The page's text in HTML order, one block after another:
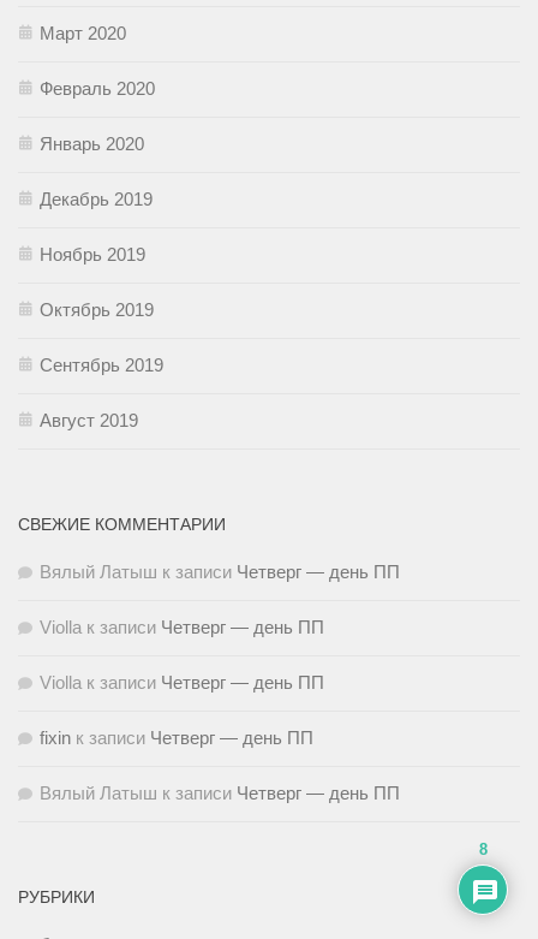
Март 2020
Февраль 2020
Январь 2020
Декабрь 2019
Ноябрь 2019
Октябрь 2019
Сентябрь 2019
Август 2019
СВЕЖИЕ КОММЕНТАРИИ
Вялый Латыш к записи Четверг — день ПП
Violla к записи Четверг — день ПП
Violla к записи Четверг — день ПП
fixin к записи Четверг — день ПП
Вялый Латыш к записи Четверг — день ПП
РУБРИКИ
8